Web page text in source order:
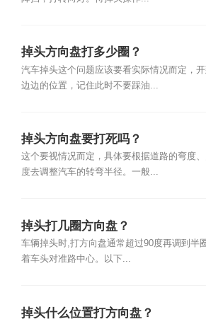
掉头方向盘打多少圈？
汽车掉头这个问题应该要看实际情况而定，开
边边的位置，记住此时不要踩油...
掉头方向盘要打死吗？
这个要视情况而定，具体要根据道路的弯度
度去调整汽车的转弯半径。一般...
掉头打几圈方向盘？
车辆掉头时,打方向盘通常超过90度再调到半
着车头对准路中心。以下...
掉头什么位置打方向盘？